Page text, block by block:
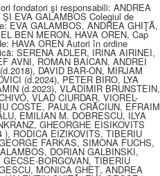
fondatori şi responsabili: ANDREA
ŞI EVA GALAMBOS Colegiul de
EVA GALAMBOS, ANDREA GHIŢĂ,
BEN MERON, HAVA OREN, Cap
HAVA OREN Autori în ordine
SERENA ADLER, IRINA AIRINEI,
AVNI, ROMAN BAICAN, ANDREI
DAVID BAR-ON, MIRJAM
(d.2024), PETER BIRO, LYA
(d.2023), VLADIMIR BRUNSTEIN,
VLAD CIURDAR, VIOREL-
COSTE, PAULA CRĂCIUN, EFRAIM
EMILIAN M. DOBRESCU, ILYA
GHEORGHE EISIKOVITS
), RODICA EIZIKOVITS, TIBERIU
FARKAS, SIMONA FUCHS,
DORIAN GALBINSKI,
GECSE-BORGOVAN, TIBERIU
MONICA GHEŢ, ANDREA